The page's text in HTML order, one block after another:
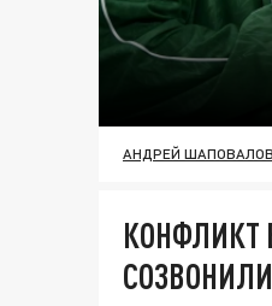
АНДРЕЙ ШАПОВАЛОВ
КОНФЛИКТ